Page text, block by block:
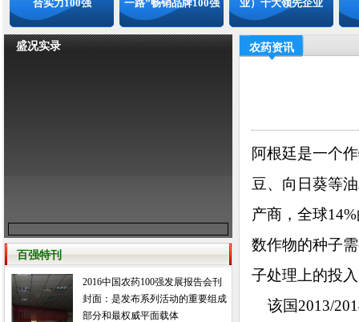
合实力100强 一路”畅销品牌100强 业）十大领先企业
盛况实录
百强特刊
2016中国农药100强发展报告会刊
封面：是发布系列活动的重要组成
部分和最权威平面载体
农药资讯
阿根廷是一个
豆、向日葵等
产商，全球
数作物的种子
子处理上的投
该国2013/